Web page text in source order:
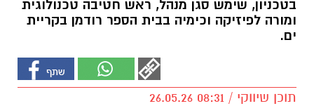
בטכניון, שימש סגן מנהל, ראש חטיבה טכנולוגית
ומורה לפיזיקה וכימיה בבית הספר רודמן בקריית
ים.
תוכן שיווקי / 08:31 26.05.26